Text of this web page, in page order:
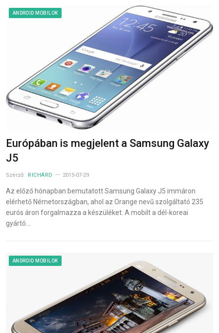
ANDROID MOBILOK
Európában is megjelent a Samsung Galaxy
J5
Szerző: RICHÁRD 2015-07-29
Az előző hónapban bemutatott Samsung Galaxy J5 immáron
elérhető Németországban, ahol az Orange nevű szolgáltató 235
eurós áron forgalmazza a készüléket. A mobilt a dél-koreai
gyártó…
ANDROID MOBILOK